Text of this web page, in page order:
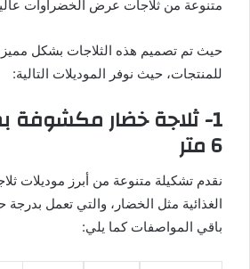
متنوعة من ثلاجات عرض الخضراوات
حيث تم تصميم هذه الثلاجات بشكل مميز
للمنتجات، حيث نوفر الموديلات التالية:
6 متر
نقدم تشكيلة متنوعة من أبرز موديلات
باقي المواصفات كما يلي: